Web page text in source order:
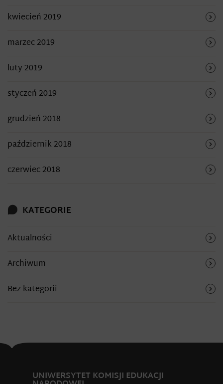
kwiecień 2019
marzec 2019
luty 2019
styczeń 2019
grudzień 2018
październik 2018
czerwiec 2018
KATEGORIE
Aktualności
Archiwum
Bez kategorii
UNIWERSYTET KOMISJI EDUKACJI